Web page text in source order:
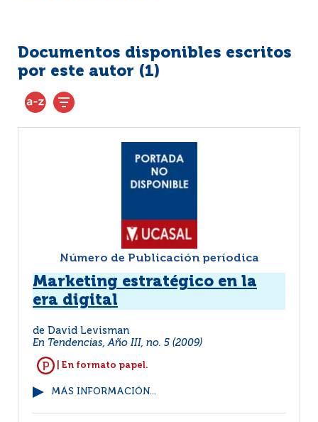
Documentos disponibles escritos
por este autor (1)
Número de Publicación períodica
Marketing estratégico en la
era digital
de David Levisman
En Tendencias, Año III, no. 5 (2009)
| En formato papel.
MÁS INFORMACIÓN...